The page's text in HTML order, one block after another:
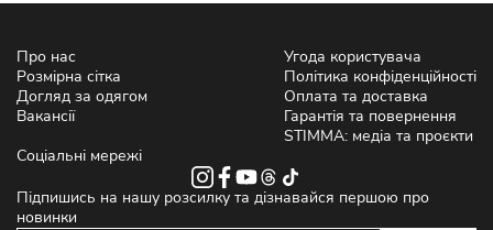
Про нас
Розмірна сітка
Догляд за одягом
Вакансії
Угода користувача
Політика конфіденційності
Оплата та доставка
Гарантія та повернення
STIMMA: медіа та проєкти
Соціальні мережі
Підпишись на нашу розсилку та дізнавайся першою про
новинки